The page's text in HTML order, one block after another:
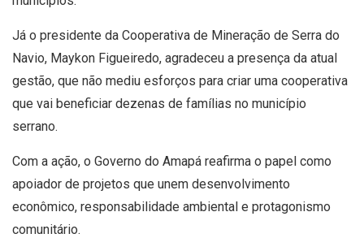
Já o presidente da Cooperativa de Mineração de Serra do
Navio, Maykon Figueiredo, agradeceu a presença da atual
gestão, que não mediu esforços para criar uma cooperativa
que vai beneficiar dezenas de famílias no município
serrano.
Com a ação, o Governo do Amapá reafirma o papel como
apoiador de projetos que unem desenvolvimento
econômico, responsabilidade ambiental e protagonismo
comunitário.